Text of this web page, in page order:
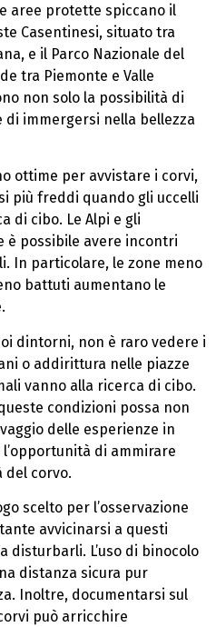
aree protette spiccano il
Casentinesi, situato tra
e il Parco Nazionale del
tra Piemonte e Valle
non solo la possibilità di
di immergersi nella bellezza
ottime per avvistare i corvi,
più freddi quando gli uccelli
di cibo. Le Alpi e gli
è possibile avere incontri
In particolare, le zone meno
battuti aumentano le
dintorni, non è raro vedere i
o addirittura nelle piazze
vanno alla ricerca di cibo.
condizioni possa non
delle esperienze in
di ammirare
del corvo.
scelto per l’osservazione
avvicinarsi a questi
disturbarli. L’uso di binocolo
distanza sicura pur
Inoltre, documentarsi sul
può arricchire